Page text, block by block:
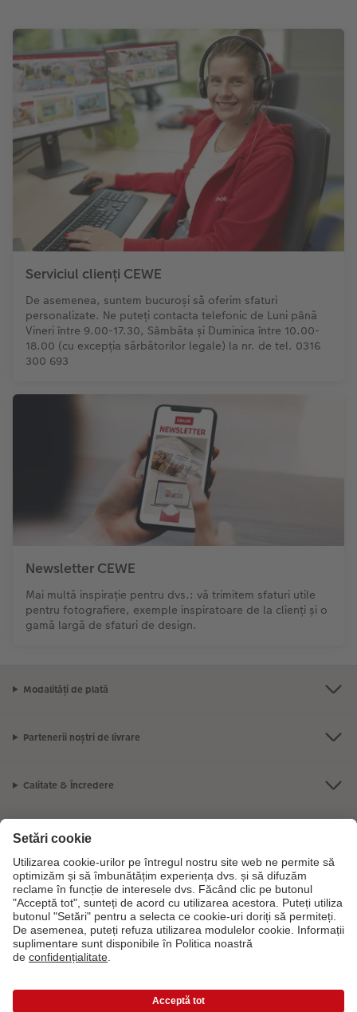
Serviciul clienți CEWE
De asemenea, suntem bucuroși să oferim sfaturi
personalizate. Ne puteți contacta telefonic de Luni până
Vineri între 9.00-17.30, Sâmbăta și Duminica între 10.00-
18.00 (cu excepția sărbătorilor legale) la nr. de tel. 0316
300 693
Newsletter CEWE
Mai multă inspirație pentru dvs.: vă trimitem sfaturi utile
pentru fotografiere, exemple inspiratoare de la clienți și o
gamă largă de sfaturi de design.
Modalități de plată
Partenerii noștri de livrare
Calitate & Încredere
Sustenabilitate la CEWE
Servicii
Compania